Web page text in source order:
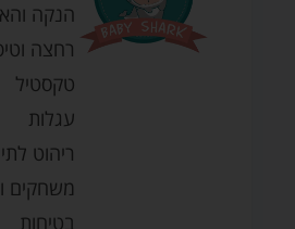
הנקה
רחצה
טקסטיל
עגלות
ריהוט
משחקים
בטיחות